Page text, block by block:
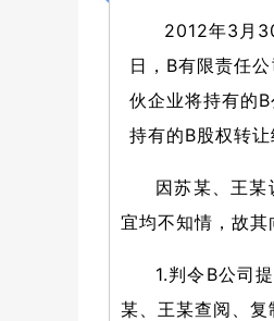
2012年3月
日，B有限责任
伙企业将持有的
持有的B股权转
因苏某、王
宜均不知情，故其
1.判令B公司
某、王某查阅、复